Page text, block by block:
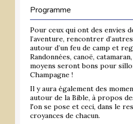
Programme
Pour ceux qui ont des envies
l’aventure, rencontrer
autour d’un feu de camp et
Randonnées, canoë,
moyens seront bons pour
Champagne !
Il y aura également des
autour de la Bible, à propos
l'on se pose et ceci, dans le
croyances de chacun.